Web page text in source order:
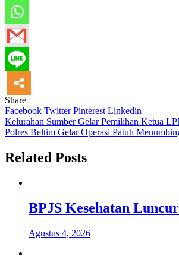
Share
Facebook TwitterPinterest Linkedin
Navigasi
pos
Kelurahan Sumber Gelar Pemilihan Ketua
Polres Beltim Gelar Operasi Patuh
Related Posts
BPJS Kesehatan
Agustus 4, 2026